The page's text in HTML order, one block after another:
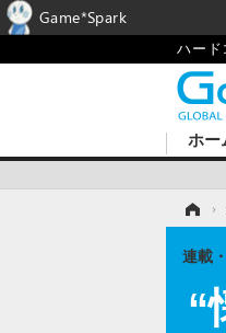
ハード
ホー
›
“
連載
Game*Spark